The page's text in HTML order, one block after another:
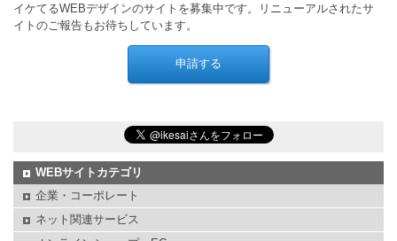
イケてるWEBデザインのサイトを募集中です。リニューアルされたサ
イトのご報告もお待ちしています。
WEBサイトカテゴリ
企業・コーポレート
ネット関連サービス